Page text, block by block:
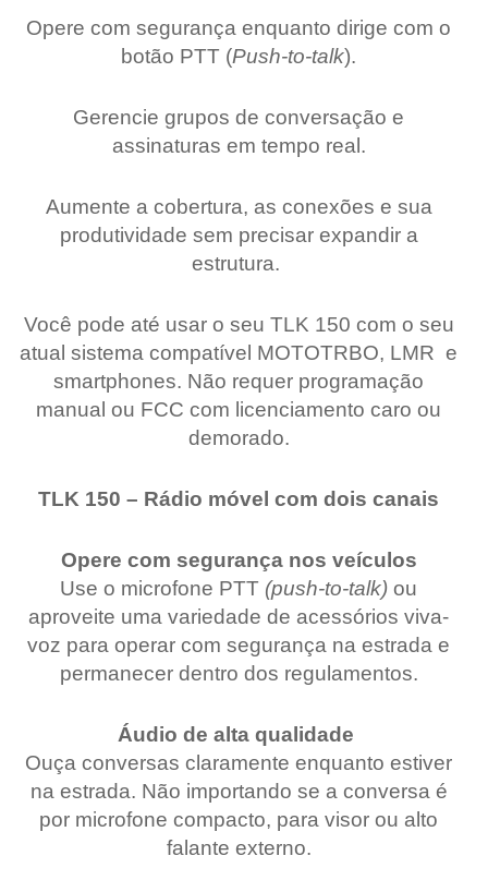
Opere com segurança enquanto dirige com o
botão PTT (Push-to-talk).
Gerencie grupos de conversação e
assinaturas em tempo real.
Aumente a cobertura, as conexões e sua
produtividade sem precisar expandir a
estrutura.
Você pode até usar o seu TLK 150 com o seu
atual sistema compatível MOTOTRBO, LMR e
smartphones. Não requer programação
manual ou FCC com licenciamento caro ou
demorado.
TLK 150 – Rádio móvel com dois canais
Opere com segurança nos veículos
Use o microfone PTT (push-to-talk) ou
aproveite uma variedade de acessórios viva-
voz para operar com segurança na estrada e
permanecer dentro dos regulamentos.
Áudio de alta qualidade
Ouça conversas claramente enquanto estiver
na estrada. Não importando se a conversa é
por microfone compacto, para visor ou alto
falante externo.